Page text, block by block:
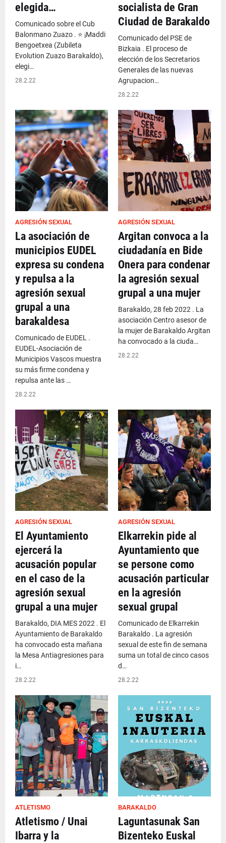
elegida…
Comunicado sobre el Cub
Balonmano Zuazo . ⭐️ ¡Maddi
Bengoetxea (Zubileta
Evolution Zuazo Barakaldo),
elegi…
28.2.22
socialista de Gran
Ciudad de Barakaldo
Comunicado del PSE de
Bizkaia . El proceso de
elección de los Secretarios
Generales de las nuevas
Agrupacion…
28.2.22
AGRESIÓN SEXUAL
La asociación de
municipios EUDEL
expresa su condena
y repulsa a la
agresión sexual
grupal a una
barakaldesa
Comunicado de EUDEL .
EUDEL-Asociación de
Municipios Vascos muestra
su más firme condena y
repulsa ante las …
28.2.22
AGRESIÓN SEXUAL
Argitan convoca a la
ciudadanía en Bide
Onera para condenar
la agresión sexual
grupal a una mujer
Barakaldo, 28 feb 2022 . La
asociación Centro asesor de
la mujer de Barakaldo Argitan
ha convocado a la ciuda…
28.2.22
AGRESIÓN SEXUAL
El Ayuntamiento
ejercerá la
acusación popular
en el caso de la
agresión sexual
grupal a una mujer
Barakaldo, DIA MES 2022 . El
Ayuntamiento de Barakaldo
ha convocado esta mañana
la Mesa Antiagresiones para
i…
28.2.22
AGRESIÓN SEXUAL
Elkarrekin pide al
Ayuntamiento que
se persone como
acusación particular
en la agresión
sexual grupal
Comunicado de Elkarrekin
Barakaldo . La agresión
sexual de este fin de semana
suma un total de cinco casos
d…
28.2.22
ATLETISMO
Atletismo / Unai
Ibarra y la
BARAKALDO
Laguntasunak San
Bizenteko Euskal